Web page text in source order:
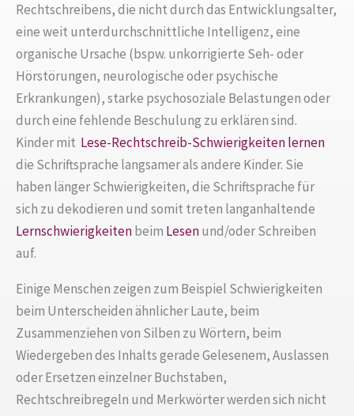
Rechtschreibens, die nicht durch das Entwicklungsalter,
eine weit unterdurchschnittliche Intelligenz, eine
organische Ursache (bspw. unkorrigierte Seh- oder
Hörstörungen, neurologische oder psychische
Erkrankungen), starke psychosoziale Belastungen oder
durch eine fehlende Beschulung zu erklären sind.
Kinder mit Lese-Rechtschreib-Schwierigkeitenlernen
die Schriftsprache langsamer als andere Kinder. Sie
haben länger Schwierigkeiten, die Schriftsprache für
sich zu dekodieren und somit treten langanhaltende
Lernschwierigkeitenbeim Lesenund/oder Schreiben
auf.
Einige Menschen zeigen zum Beispiel Schwierigkeiten
beim Unterscheiden ähnlicher Laute, beim
Zusammenziehen von Silben zu Wörtern, beim
Wiedergeben des Inhalts gerade Gelesenem, Auslassen
oder Ersetzen einzelner Buchstaben,
Rechtschreibregeln und Merkwörter werden sich nicht